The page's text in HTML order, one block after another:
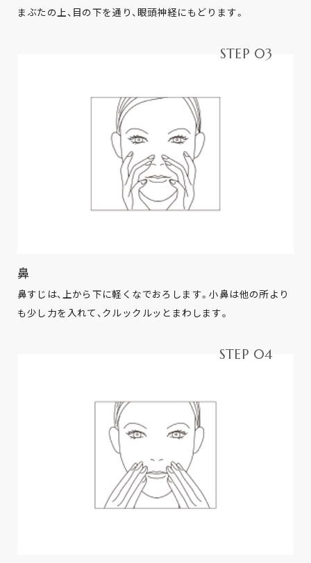
まぶたの上、目の下を通り、眼頭神経にもどります。
STEP 03
鼻
鼻すじは、上から下に軽くなでおろします。小鼻は他の所より
も少し力を入れて、クルックルッとまわします｡
STEP 04